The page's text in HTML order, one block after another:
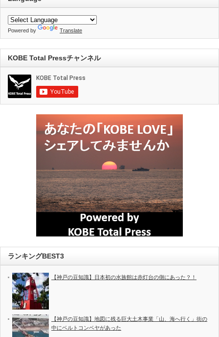
Powered by Translate
KOBE Total Pressチャンネル
ランキングBEST3
【神戸の豆知識】日本初の水族館は赤灯台の側にあった？！
【神戸の豆知識】地図に残る巨大土木事業「山、海へ行く」街の
中にベルトコンベヤがあった